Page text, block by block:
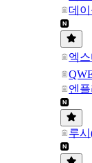
데
엑
엔
루